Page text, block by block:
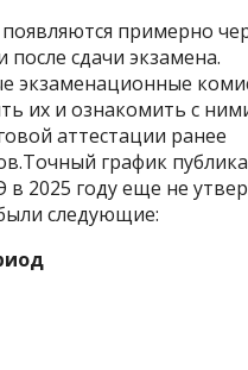
примерно
после сдачи экзамена.
экзаменационные
их и ознакомить с
аттестации ранее
график
в 2025 году еще не
следующие: